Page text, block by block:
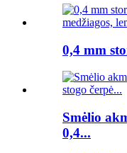
0,4 mm
Smėlio
0,4...